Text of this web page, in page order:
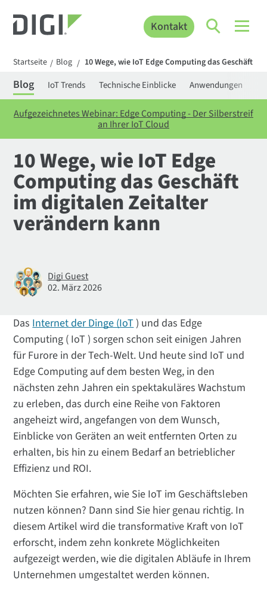
Kontakt
Startseite / Blog / 10 Wege, wie IoT Edge Computing das Geschäft
Blog IoT Trends Technische Einblicke Anwendungen
Aufgezeichnetes Webinar: Edge Computing - Der Silberstreif
an Ihrer IoT Cloud
10 Wege, wie IoT Edge
Computing das Geschäft
im digitalen Zeitalter
verändern kann
Digi Guest
02. März 2026
Das Internet der Dinge (IoT ) und das Edge
Computing ( IoT ) sorgen schon seit einigen Jahren
für Furore in der Tech-Welt. Und heute sind IoT und
Edge Computing auf dem besten Weg, in den
nächsten zehn Jahren ein spektakuläres Wachstum
zu erleben, das durch eine Reihe von Faktoren
angeheizt wird, angefangen von dem Wunsch,
Einblicke von Geräten an weit entfernten Orten zu
erhalten, bis hin zu einem Bedarf an betrieblicher
Effizienz und ROI.
Möchten Sie erfahren, wie Sie IoT im Geschäftsleben
nutzen können? Dann sind Sie hier genau richtig. In
diesem Artikel wird die transformative Kraft von IoT
erforscht, indem zehn konkrete Möglichkeiten
aufgezeigt werden, wie die digitalen Abläufe in Ihrem
Unternehmen umgestaltet werden können.